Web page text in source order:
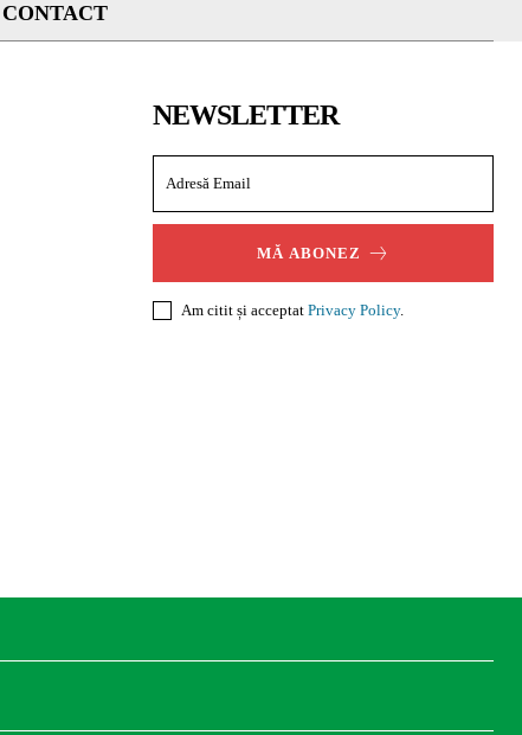
CONTACT
NEWSLETTER
MĂ ABONEZ
Am citit și acceptat Privacy Policy.